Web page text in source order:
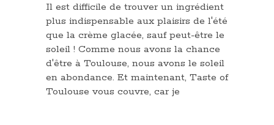
Il est difficile de trouver un ingrédient
plus indispensable aux plaisirs de l'été
que la crème glacée, sauf peut-être le
soleil ! Comme nous avons la chance
d'être à Toulouse, nous avons le soleil
en abondance. Et maintenant, Taste of
Toulouse vous couvre, car je